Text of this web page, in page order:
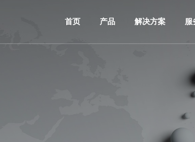
首页 产品 解决方案 服